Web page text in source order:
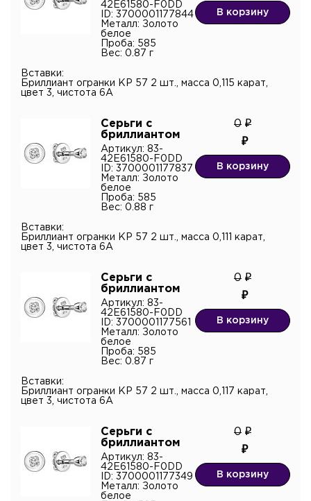
42E61580-F0DD
ID: 3700001177844
Металл: Золото
белое
Проба: 585
Вес: 0.87 г
В корзину
Вставки:
Бриллиант огранки КР 57 2 шт., масса 0,115 карат,
цвет 3, чистота 6А
Серьги с
бриллиантом
Артикул: 83-
42E61580-F0DD
ID: 3700001177837
Металл: Золото
белое
Проба: 585
Вес: 0.88 г
0
В корзину
Вставки:
Бриллиант огранки КР 57 2 шт., масса 0,111 карат,
цвет 3, чистота 6А
Серьги с
бриллиантом
Артикул: 83-
42E61580-F0DD
ID: 3700001177561
Металл: Золото
белое
Проба: 585
Вес: 0.87 г
0
В корзину
Вставки:
Бриллиант огранки КР 57 2 шт., масса 0,117 карат,
цвет 3, чистота 6А
Серьги с
бриллиантом
Артикул: 83-
42E61580-F0DD
ID: 3700001177349
Металл: Золото
белое
0
В корзину
Имя*
Контактный телефон*
Комментарий
персональных данных.*
Телефон